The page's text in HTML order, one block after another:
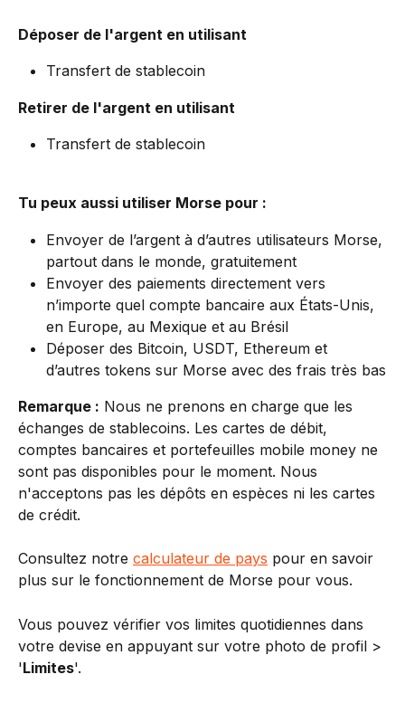
Déposer de l'argent en utilisant
Transfert de stablecoin
Retirer de l'argent en utilisant
Transfert de stablecoin
Tu peux aussi utiliser Morse pour :
Envoyer de l’argent à d’autres utilisateurs Morse,
partout dans le monde, gratuitement
Envoyer des paiements directement vers
n’importe quel compte bancaire aux États-Unis,
en Europe, au Mexique et au Brésil
Déposer des Bitcoin, USDT, Ethereum et
d’autres tokens sur Morse avec des frais très bas
Remarque : Nous ne prenons en charge que les
échanges de stablecoins. Les cartes de débit,
comptes bancaires et portefeuilles mobile money ne
sont pas disponibles pour le moment. Nous
n'acceptons pas les dépôts en espèces ni les cartes
de crédit.
Consultez notre calculateur de pays pour en savoir
plus sur le fonctionnement de Morse pour vous.
Vous pouvez vérifier vos limites quotidiennes dans
votre devise en appuyant sur votre photo de profil >
'Limites'.